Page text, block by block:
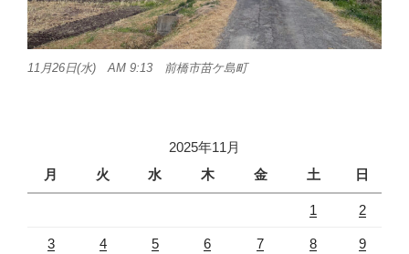
11月26日(水) AM 9:13 前橋市苗ケ島町
2025年11月
月
火 水 木 金 土 日
1 2
3 4 5 6 7 8 9